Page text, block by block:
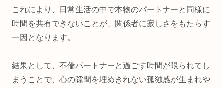
これにより、日常生活の中で本物のパートナーと同様に
時間を共有できないことが、関係者に寂しさをもたらす
一因となります。
結果として、不倫パートナーと過ごす時間が限られてし
まうことで、心の隙間を埋めきれない孤独感が生まれや